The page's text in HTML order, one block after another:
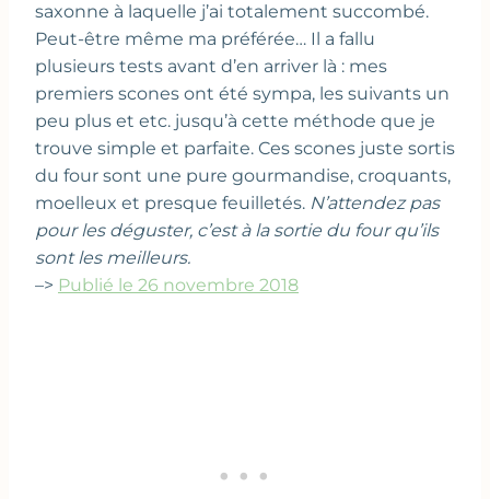
saxonne à laquelle j’ai totalement succombé.
Peut-être même ma préférée… Il a fallu
plusieurs tests avant d’en arriver là : mes
premiers scones ont été sympa, les suivants un
peu plus et etc. jusqu’à cette méthode que je
trouve simple et parfaite. Ces scones juste sortis
du four sont une pure gourmandise, croquants,
moelleux et presque feuilletés. N’attendez pas
pour les déguster, c’est à la sortie du four qu’ils
sont les meilleurs.
–> Publié le 26 novembre 2018